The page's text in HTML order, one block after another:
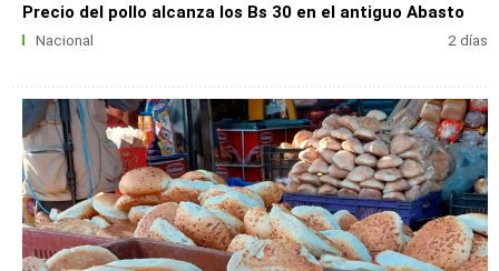
Precio del pollo alcanza los Bs 30 en el antiguo Abasto
Nacional 2 días